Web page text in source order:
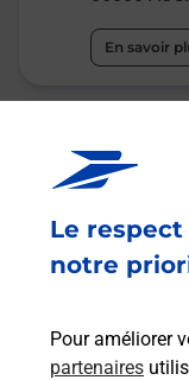
Le
notre
Pour améliorer
partenaires
En savoir
La
Fermé-
4 PLACE
En savoir